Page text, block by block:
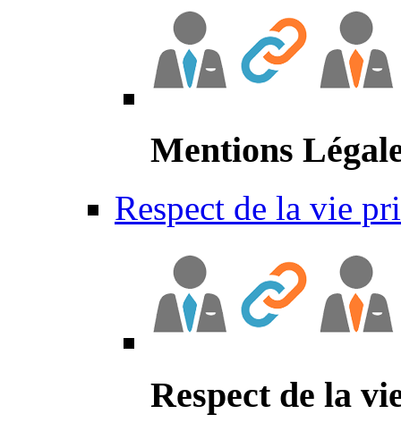
Mentions
Respect de la vie
Respect de la